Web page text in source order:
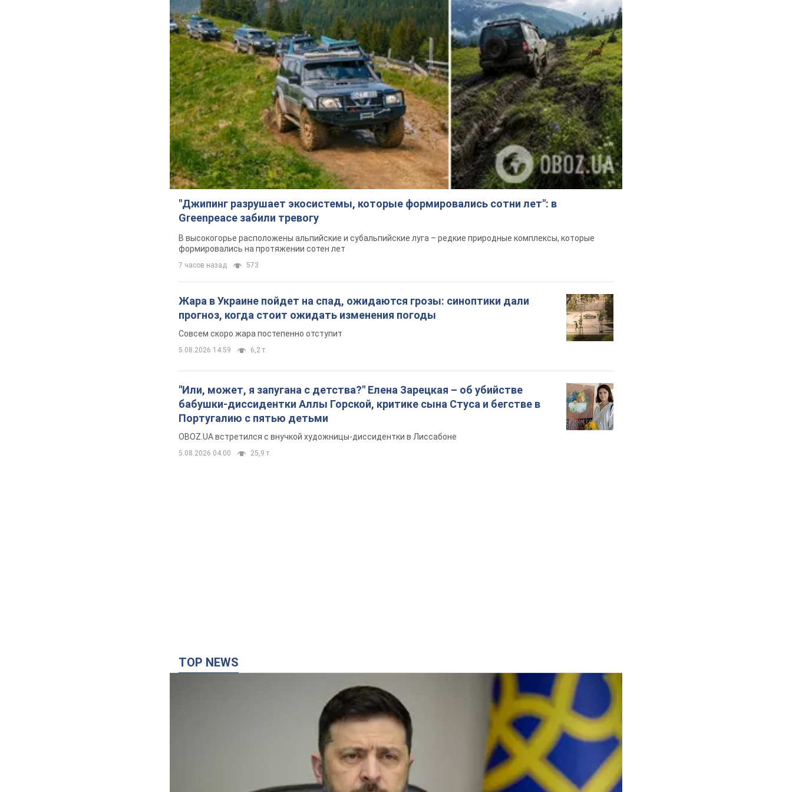
"Джипинг разрушает экосистемы, которые формировались сотни лет": в
Greenpeace забили тревогу
В высокогорье расположены альпийские и субальпийские луга – редкие природные комплексы, которые
формировались на протяжении сотен лет
7 часов назад 573
Жара в Украине пойдет на спад, ожидаются грозы: синоптики дали
прогноз, когда стоит ожидать изменения погоды
Совсем скоро жара постепенно отступит
5.08.2026 14:59 6,2 т.
"Или, может, я запугана с детства?" Елена Зарецкая – об убийстве
бабушки-диссидентки Аллы Горской, критике сына Стуса и бегстве в
Португалию с пятью детьми
OBOZ.UA встретился с внучкой художницы-диссидентки в Лиссабоне
5.08.2026 04:00 25,9 т.
TOP NEWS